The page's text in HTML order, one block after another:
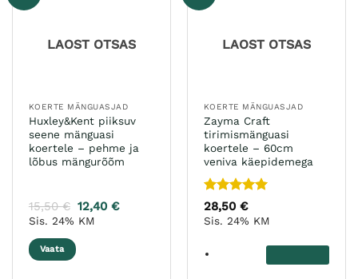
LAOST OTSAS
KOERTE MÄNGUASJAD
Huxley&Kent piiksuv
seene mänguasi
koertele – pehme ja
lõbus mängurõõm
15,50€ 12,40€
Sis. 24% KM
Vaata
LAOST OTSAS
KOERTE MÄNGUASJAD
Zayma Craft
tirimismänguasi
koertele – 60cm
veniva käepidemega
Hinnanguga
5/ 5
28,50 €
Sis. 24% KM